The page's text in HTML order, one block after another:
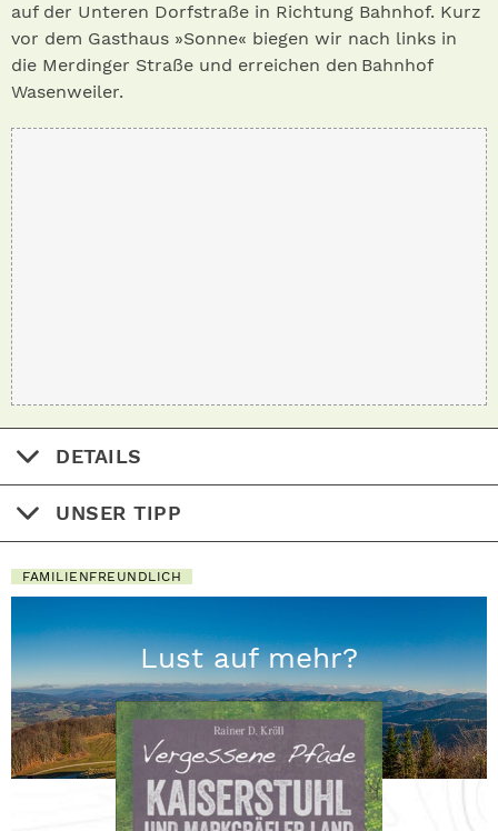
auf der Unteren Dorfstraße in Richtung Bahnhof. Kurz
vor dem Gasthaus »Sonne« biegen wir nach links in
die Merdinger Straße und erreichen den Bahnhof
Wasenweiler.
DETAILS
UNSER TIPP
FAMILIENFREUNDLICH
Lust auf mehr?